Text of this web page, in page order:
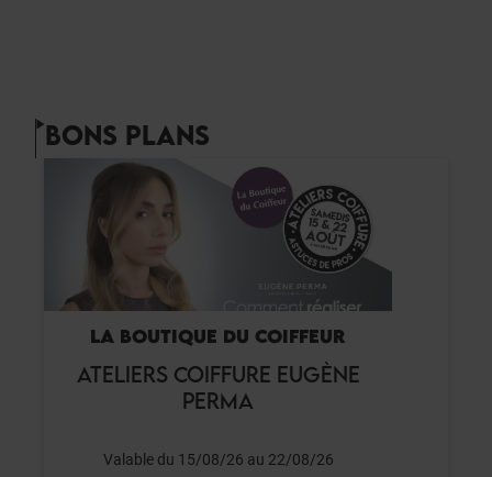
BONS PLANS
LA BOUTIQUE DU COIFFEUR
ATELIERS COIFFURE EUGÈNE
PERMA
Valable du 15/08/26 au 22/08/26